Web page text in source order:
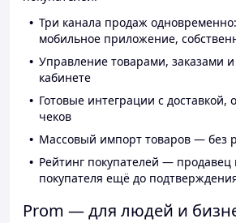
Три канала продаж
мобильное приложение,
Управление товарами, заказами
кабинете
Готовые интеграции с доставкой,
чеков
Массовый импорт товаров — без
Рейтинг покупателей — продавец
покупателя ещё до
Prom — для людей и